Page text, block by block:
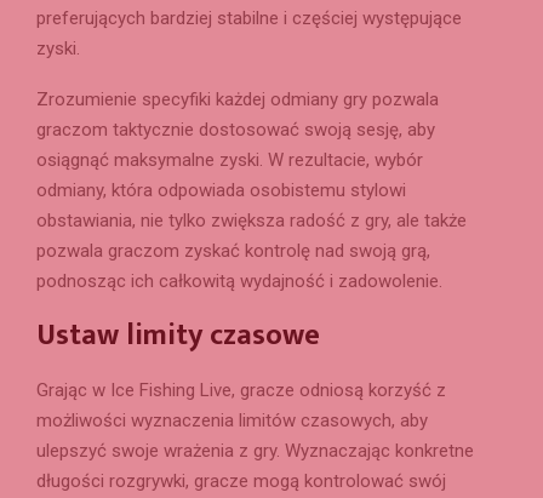
preferujących bardziej stabilne i częściej występujące
zyski.
Zrozumienie specyfiki każdej odmiany gry pozwala
graczom taktycznie dostosować swoją sesję, aby
osiągnąć maksymalne zyski. W rezultacie, wybór
odmiany, która odpowiada osobistemu stylowi
obstawiania, nie tylko zwiększa radość z gry, ale także
pozwala graczom zyskać kontrolę nad swoją grą,
podnosząc ich całkowitą wydajność i zadowolenie.
Ustaw limity czasowe
Grając w Ice Fishing Live, gracze odniosą korzyść z
możliwości wyznaczenia limitów czasowych, aby
ulepszyć swoje wrażenia z gry. Wyznaczając konkretne
długości rozgrywki, gracze mogą kontrolować swój